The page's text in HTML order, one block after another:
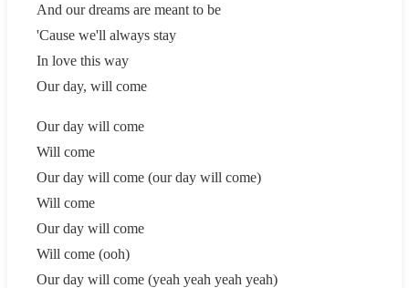
And our dreams are meant to be
'Cause we'll always stay
In love this way
Our day, will come
Our day will come
Will come
Our day will come (our day will come)
Will come
Our day will come
Will come (ooh)
Our day will come (yeah yeah yeah yeah)